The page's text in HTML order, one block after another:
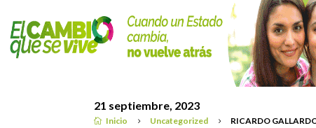
 Inicio 5 Uncategorized 5 RICARDO
RICARDO GALLARDO
NACIONAL CHARRO
21 septiembre, 2023